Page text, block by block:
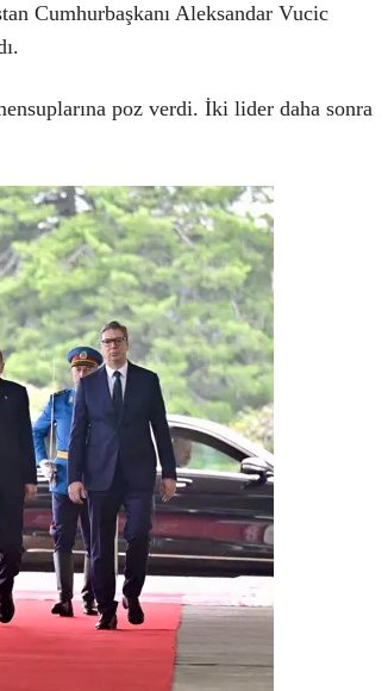
Cumhurbaşkanı Aleksandar Vucic
poz verdi. İki lider daha sonra